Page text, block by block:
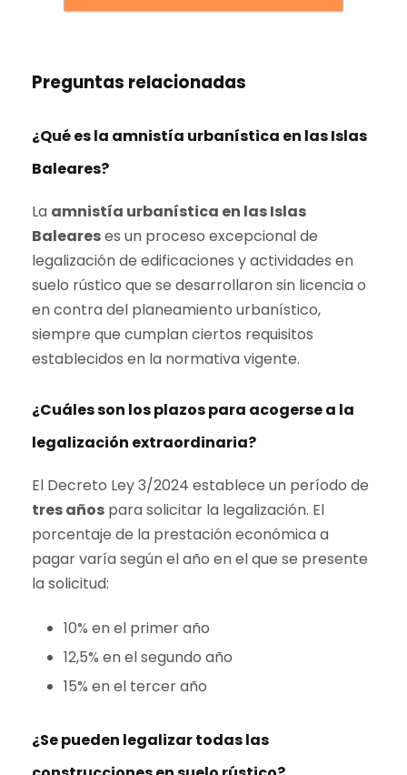
Preguntas relacionadas
¿Qué es la amnistía urbanística en las Islas
Baleares?
La amnistía urbanística en las Islas
Baleareses un proceso excepcional de
legalización de edificaciones y actividades en
suelo rústico que se desarrollaron sin licencia o
en contra del planeamiento urbanístico,
siempre que cumplan ciertos requisitos
establecidos en la normativa vigente.
¿Cuáles son los plazos para acogerse a la
legalización extraordinaria?
El Decreto Ley 3/2024 establece un período de
tres años para solicitar la legalización. El
porcentaje de la prestación económica a
pagar varía según el año en el que se presente
la solicitud:
10% en el primer año
12,5% en el segundo año
15% en el tercer año
¿Se pueden legalizar todas las